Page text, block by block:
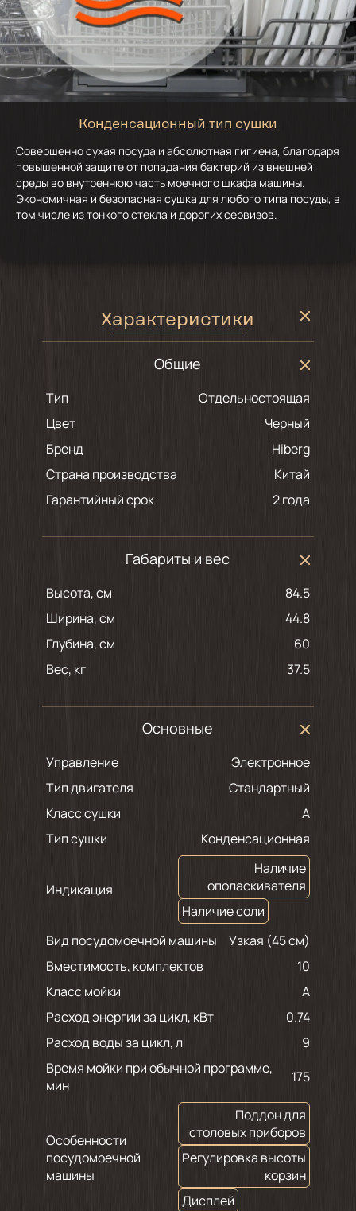
Конденсационный тип сушки
Совершенно сухая посуда и абсолютная гигиена, благодаря
повышенной защите от попадания бактерий из внешней
среды во внутреннюю часть моечного шкафа машины.
Экономичная и безопасная сушка для любого типа посуды, в
том числе из тонкого стекла и дорогих сервизов.
Характеристики
Общие
Тип
Отдельностоящая
Цвет
черный
Бренд
Hiberg
Страна производства
Китай
Гарантийный срок
2 года
Габариты и вес
Высота, см
84.5
Ширина, см
44.8
Глубина, см
60
Вес, кг
37.5
Основные
Управление
Электронное
Тип двигателя
Стандартный
Класс сушки
A
Тип сушки
Конденсационная
Индикация
Наличие
ополаскивателя
Наличие соли
Вид посудомоечной машины
Узкая (45 см)
Вместимость, комплектов
10
Класс мойки
A
Расход энергии за цикл, кВт
0.74
Расход воды за цикл, л
9
Время мойки при обычной программе,
мин
175
Особенности
посудомоечной
машины
Поддон для
столовых приборов
Регулировка высоты
корзин
Дисплей